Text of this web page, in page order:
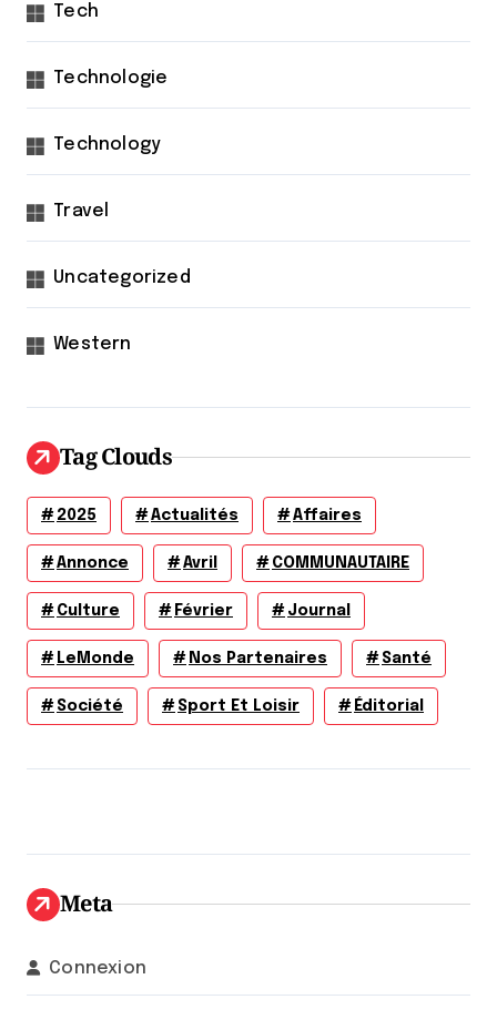
Tech
Technologie
Technology
Travel
Uncategorized
Western
Tag Clouds
2025 Actualités Affaires
Annonce Avril COMMUNAUTAIRE
Culture Février Journal
LeMonde Nos Partenaires Santé
Société Sport Et Loisir Éditorial
Meta
Connexion